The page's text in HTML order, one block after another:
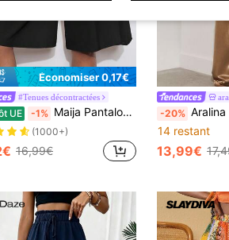
Économiser 0,17€
#Tenues décontractées
UE -1% Maija Pantalon ample et ample décontracté pour femmes, couleur unie, convient pour l'été, les déplacements urbains, les tenues de bureau décontractées, le bureau, l'enseignant
(1000+)
16,99€
-20% Aralina Pantalon large de luxe à sensation de
14 restant
13,99€